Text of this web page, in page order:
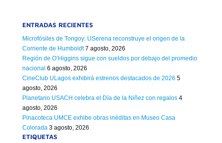
ENTRADAS RECIENTES
Microfósiles de Tongoy: USerena reconstruye el origen de la
Corriente de Humboldt 7 agosto, 2026
Región de O’Higgins sigue con sueldos por debajo del promedio
nacional 6 agosto, 2026
CineClub ULagos exhibirá estrenos destacados de 2026 5
agosto, 2026
Planetario USACH celebra el Día de la Niñez con regalos 4
agosto, 2026
Pinacoteca UMCE exhibe obras inéditas en Museo Casa
Colorada 3 agosto, 2026
ETIQUETAS